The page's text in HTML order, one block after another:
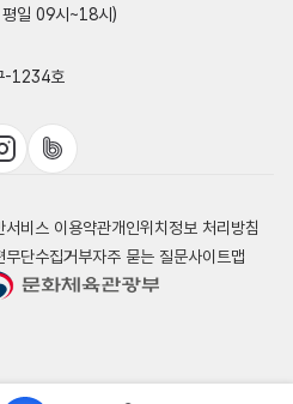
일 09시~18시)
-1234호
서비스 이용약관개인위치정보 처리방침
무단수집거부자주 묻는 질문사이트맵